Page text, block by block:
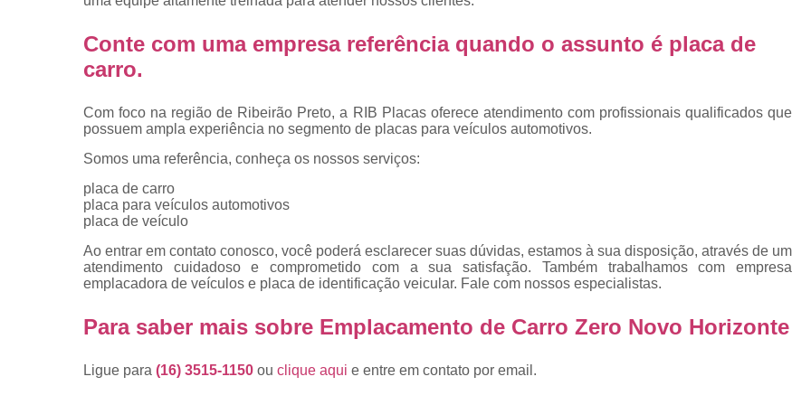
placas
Troca de placas
Trocas de
placas
Qual o Valor do Emplacamento da Placa
Emplacar
Emplacar Carros
Empresa de Emplacamento de Carro
Empresa de Emplacamento de Moto
Conte com uma empresa referência quando o assunto é placa de
carro.
Com foco na região de Ribeirão Preto, a RIB Placas oferece atendimento com profissionais qualificados que
possuem ampla experiência no segmento de placas para veículos automotivos.
Somos uma referência, conheça os nossos serviços:
placa de carro
placa para veículos automotivos
placa de veículo
Ao entrar em contato conosco, você poderá esclarecer suas dúvidas, estamos à sua disposição, através de um
atendimento cuidadoso e comprometido com a sua satisfação. Também trabalhamos com empresa
emplacadora de veículos e placa de identificação veicular. Fale com nossos especialistas.
Para saber mais sobre Emplacamento de Carro Zero Novo Horizonte
Ligue para (16) 3515-1150 ou clique aqui e entre em contato por email.